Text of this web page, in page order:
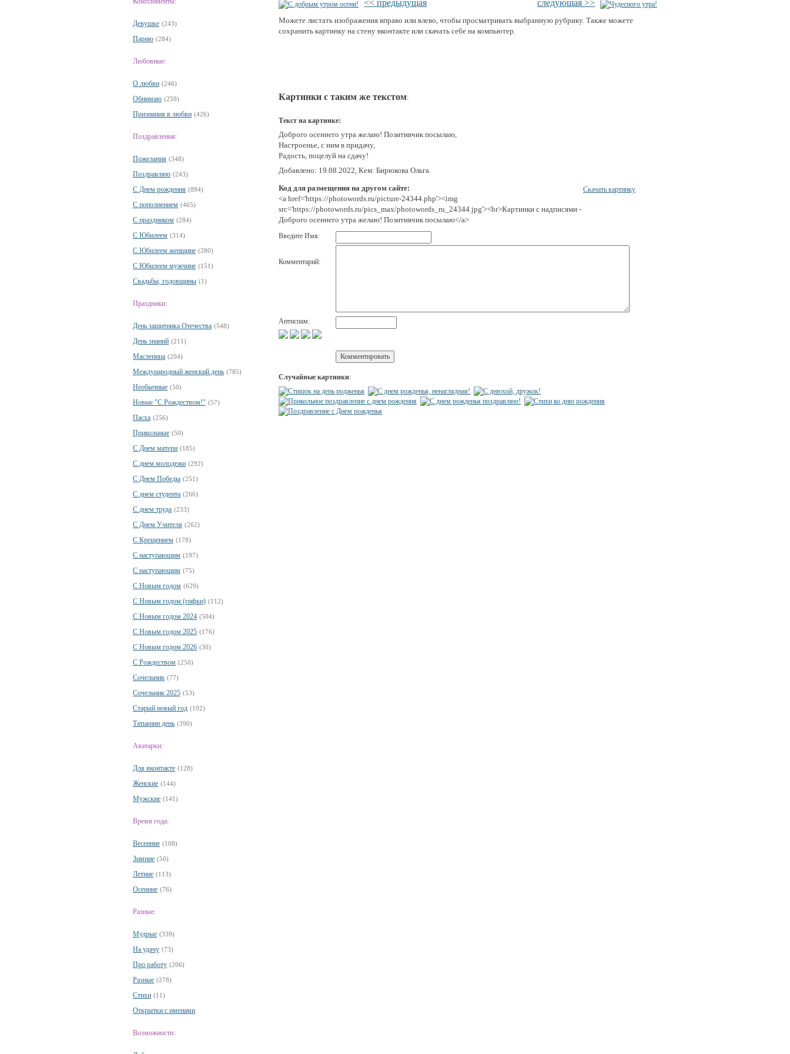
Девушке (243)
Парню (284)
Любовные:
О любви (246)
Обнимаю (259)
Признания в любви (426)
Поздравления:
Пожелания (348)
Поздравляю (243)
С Днем рождения (894)
С пополнением (465)
С праздником (284)
С Юбилеем (314)
С Юбилеем женщине (280)
С Юбилеем мужчине (151)
Свадьбы, годовщины (1)
Праздники:
День защитника Отечества (548)
День знаний (211)
Масленица (204)
Международный женский день (785)
Необычные (50)
Новые "С Рождеством!" (57)
Пасха (256)
Прикольные (50)
С Днем матери (185)
С днем молодежи (292)
С Днем Победы (251)
С днем студента (266)
С днем труда (233)
С Днем Учителя (262)
С Крещением (178)
С наступающим (197)
С наступающим (75)
С Новым годом (629)
С Новым годом (гифки) (112)
С Новым годом 2024 (504)
С Новым годом 2025 (176)
С Новым годом 2026 (30)
С Рождеством (250)
Сочельник (77)
Сочельник 2025 (53)
Старый новый год (192)
Татьянин день (390)
Аватарки:
Для вконтакте (128)
Женские (144)
Мужские (141)
Время года:
Весенние (108)
Зимние (50)
Летние (113)
Осенние (76)
Разные:
Мудрые (339)
На удачу (73)
Про работу (206)
Разные (278)
Стихи (11)
Открытки с именами
Возможности:
<< предыдущая следующая >>
Можете листать изображения вправо или влево, чтобы просматривать выбранную рубрику. Также можете
сохранить картинку на стену вконтакте или скачать себе на компьютер.
Картинки с таким же текстом:
Текст на картинке:
Доброго осеннего утра желаю! Позитивчик посылаю,
Настроенье, с ним в придачу,
Радость, поцелуй на сдачу!
Добавлено: 19.08.2022, Кем: Бирюкова Ольга.
Код для размещения на другом сайте:
<a href='https://photowords.ru/picture-24344.php'><img
src='https://photowords.ru/pics_max/photowords_ru_24344.jpg'><br>Картинки с надписями -
Доброго осеннего утра желаю! Позитивчик посылаю</a>
Скачать картинку
Введите Имя:
Комментарий:
Антиспам:
Случайные картинки: